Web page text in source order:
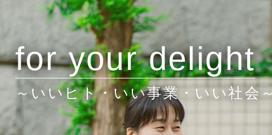
for your delight
～いいヒト・いい事業・いい社会